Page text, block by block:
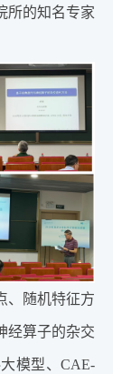
所的知名专家
、随机特征方
经算子的杂交
模型、CAE-